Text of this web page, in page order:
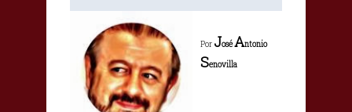
Por JoséAntonio
Senovilla